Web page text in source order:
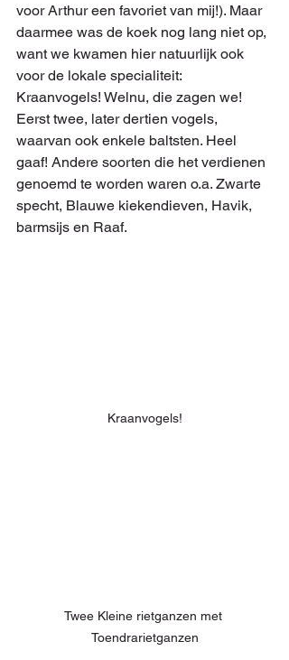
voor Arthur een favoriet van mij!). Maar
daarmee was de koek nog lang niet op,
want we kwamen hier natuurlijk ook
voor de lokale specialiteit:
Kraanvogels! Welnu, die zagen we!
Eerst twee, later dertien vogels,
waarvan ook enkele baltsten. Heel
gaaf! Andere soorten die het verdienen
genoemd te worden waren o.a. Zwarte
specht, Blauwe kiekendieven, Havik,
barmsijs en Raaf.
Kraanvogels!
Twee Kleine rietganzen met
Toendrarietganzen